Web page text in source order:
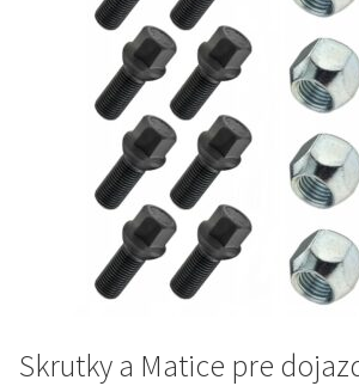
Skrutky a Matice pre